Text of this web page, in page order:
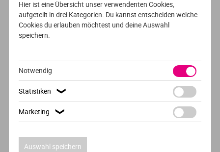
Informatics
IMC Krems
Krems
VOLLZEIT DEUTSCH
AUSFÜHRLICHES PROFIL
Medizin-, Gesundheits- und Sporttechnologie
MCI | Die Unternehmerische Hochschule®
Hier ist eine Übersicht unser verwendenten Cookies,
aufgeteilt in drei Kategorien. Du kannst entscheiden welche
Cookies du erlauben möchtest und deine Auswahl
speichern.
Notwendig
Statistiken ❯
Marketing ❯
Auswahl speichern